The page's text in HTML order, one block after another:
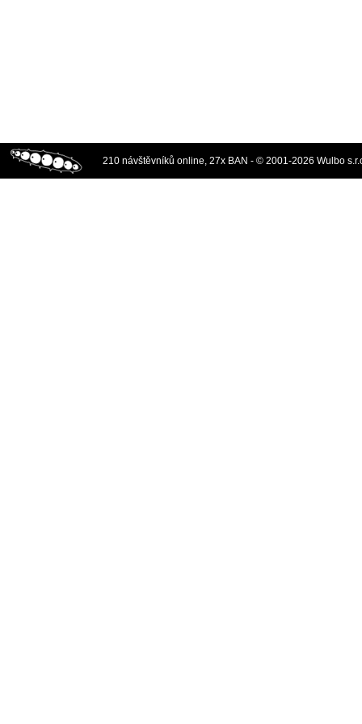
210 návštěvníků online, 27x BAN - © 2001-2026 Wulbo